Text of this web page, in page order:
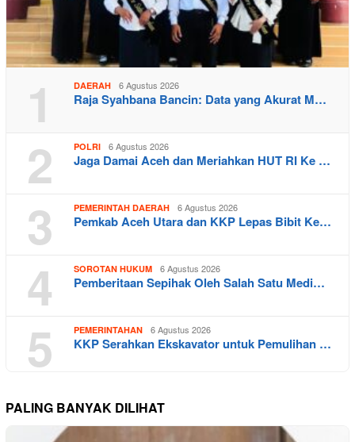
1 DAERAH 6 Agustus 2026
Raja Syahbana Bancin: Data yang Akurat M…
2 POLRI 6 Agustus 2026
Jaga Damai Aceh dan Meriahkan HUT RI Ke …
3 PEMERINTAH DAERAH 6 Agustus 2026
Pemkab Aceh Utara dan KKP Lepas Bibit Ke…
4 SOROTAN HUKUM 6 Agustus 2026
Pemberitaan Sepihak Oleh Salah Satu Medi…
5 PEMERINTAHAN 6 Agustus 2026
KKP Serahkan Ekskavator untuk Pemulihan …
PALING BANYAK DILIHAT